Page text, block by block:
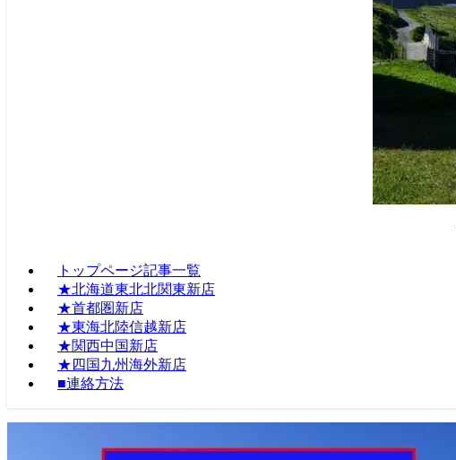
トップページ記事一覧
★北海道東北北関東新店
★首都圏新店
★東海北陸信越新店
★関西中国新店
★四国九州海外新店
■連絡方法